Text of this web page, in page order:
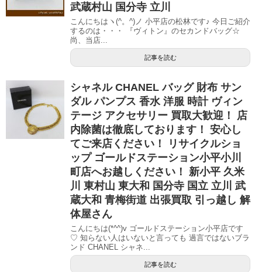
武蔵村山 国分寺 立川
こんにちはヽ(^。^)ノ 小平店の松林です♪ 今日ご紹介
するのは・・・ 『ヴィトン』のセカンドバッグ☆
尚、当店...
記事を読む
シャネル CHANEL バッグ 財布 サン
ダル パンプス 香水 洋服 時計 ヴィン
テージ アクセサリー 買取大歓迎！ 店
内除菌は徹底しております！ 安心し
てご来店ください！ リサイクルショ
ップ ゴールドステーション小平小川
町店へお越しください！ 新小平 久米
川 東村山 東大和 国分寺 国立 立川 武
蔵大和 青梅街道 出張買取 引っ越し 解
体屋さん
こんにちは(*^^)v ゴールドステーション小平店です
♡ 知らない人はいないと言っても 過言ではないブラ
ンド CHANEL シャネ...
記事を読む